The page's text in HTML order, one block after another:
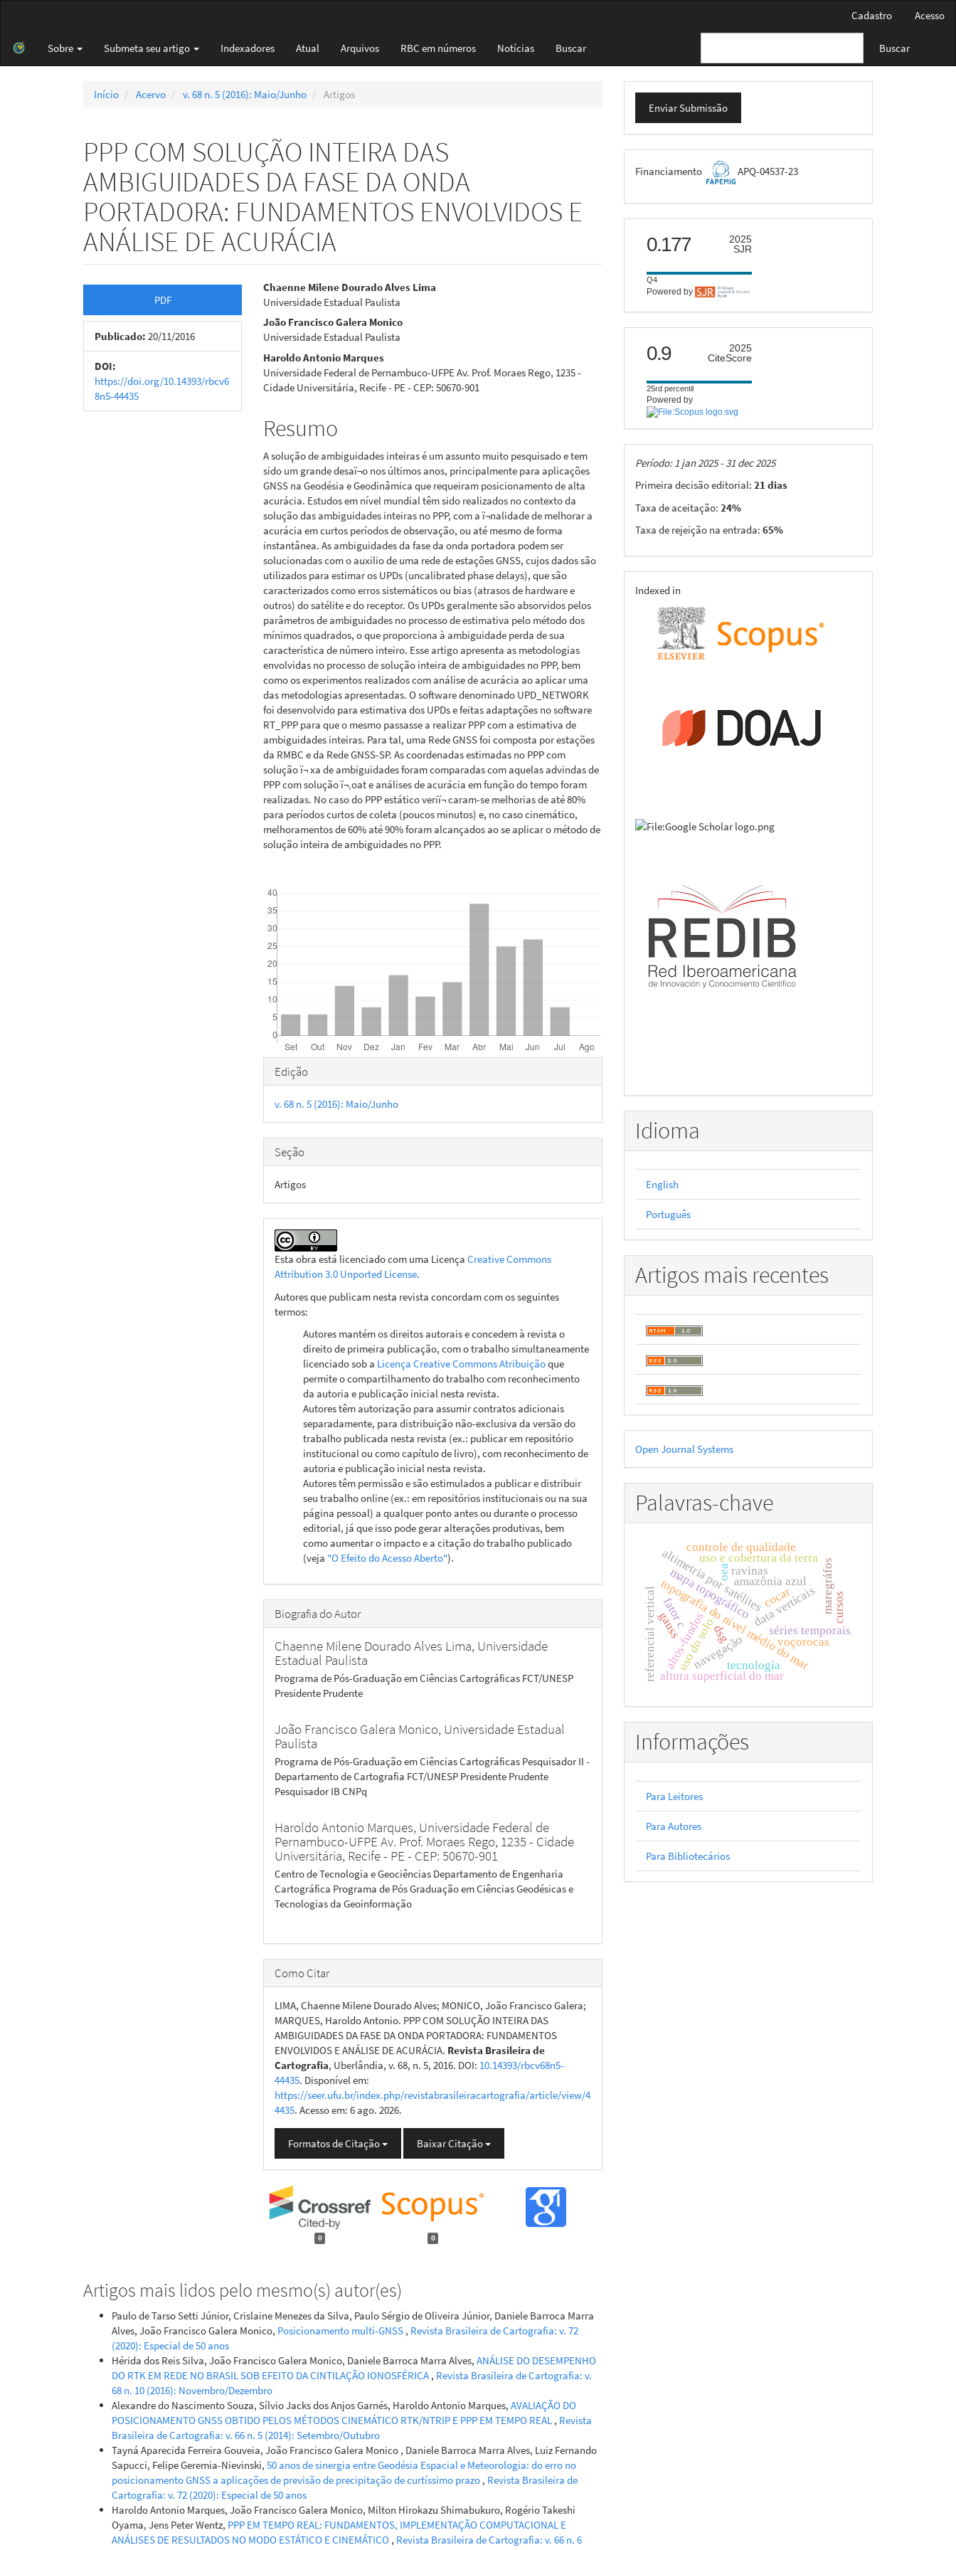
principal
Barra
Cadastro Acesso
Sobre Submeta seu artigo Indexadores Atual Arquivos RBC em números Notícias Buscar Buscar
Início Acervo v. 68 n. 5 (2016): Maio/Junho Artigos
PPP COM SOLUÇÃO INTEIRA DAS
AMBIGUIDADES DA FASE DA ONDA
PORTADORA: FUNDAMENTOS ENVOLVIDOS E
ANÁLISE DE ACURÁCIA
Barra
lateral
de
artigos
PDF
Publicado: 20/11/2016
DOI:
https://doi.org/10.14393/rbcv6
8n5-44435
Conteúdo
do
artigo
principal
Chaenne Milene Dourado Alves Lima
Universidade Estadual Paulista
João Francisco Galera Monico
Universidade Estadual Paulista
Haroldo Antonio Marques
Universidade Federal de Pernambuco-UFPE Av. Prof. Moraes Rego, 1235 -
Cidade Universitária, Recife - PE - CEP: 50670-901
Resumo
A solução de ambiguidades inteiras é um assunto muito pesquisado e tem
sido um grande desaï¬o nos últimos anos, principalmente para aplicações
GNSS na Geodésia e Geodinâmica que requeiram posicionamento de alta
acurácia. Estudos em nível mundial têm sido realizados no contexto da
solução das ambiguidades inteiras no PPP, com a ï¬nalidade de melhorar a
acurácia em curtos períodos de observação, ou até mesmo de forma
instantânea. As ambiguidades da fase da onda portadora podem ser
solucionadas com o auxilio de uma rede de estações GNSS, cujos dados são
utilizados para estimar os UPDs (uncalibrated phase delays), que são
caracterizados como erros sistemáticos ou bias (atrasos de hardware e
outros) do satélite e do receptor. Os UPDs geralmente são absorvidos pelos
parâmetros de ambiguidades no processo de estimativa pelo método dos
mínimos quadrados, o que proporciona à ambiguidade perda de sua
característica de número inteiro. Esse artigo apresenta as metodologias
envolvidas no processo de solução inteira de ambiguidades no PPP, bem
como os experimentos realizados com análise de acurácia ao aplicar uma
das metodologias apresentadas. O software denominado UPD_NETWORK
foi desenvolvido para estimativa dos UPDs e feitas adaptações no software
RT_PPP para que o mesmo passasse a realizar PPP com a estimativa de
ambiguidades inteiras. Para tal, uma Rede GNSS foi composta por estações
da RMBC e da Rede GNSS-SP. As coordenadas estimadas no PPP com
solução ï¬ xa de ambiguidades foram comparadas com aquelas advindas de
PPP com solução ï¬‚oat e análises de acurácia em função do tempo foram
realizadas. No caso do PPP estático veriï¬ caram-se melhorias de até 80%
para períodos curtos de coleta (poucos minutos) e, no caso cinemático,
melhoramentos de 60% até 90% foram alcançados ao se aplicar o método de
solução inteira de ambiguidades no PPP.
Detalhes
do
artigo
Edição
v. 68 n. 5 (2016): Maio/Junho
Seção
Artigos
Esta obra está licenciado com uma LicençaCreative Commons
Attribution 3.0 Unported License.
Autores que publicam nesta revista concordam com os seguintes
termos:
Autores mantém os direitos autorais e concedem à revista o
direito de primeira publicação, com o trabalho simultaneamente
licenciado sob a Licença Creative Commons Atribuiçãoque
permite o compartilhamento do trabalho com reconhecimento
da autoria e publicação inicial nesta revista.
Autores têm autorização para assumir contratos adicionais
separadamente, para distribuição não-exclusiva da versão do
trabalho publicada nesta revista (ex.: publicar em repositório
institucional ou como capítulo de livro), com reconhecimento de
autoria e publicação inicial nesta revista.
Autores têm permissão e são estimulados a publicar e distribuir
seu trabalho online (ex.: em repositórios institucionais ou na sua
página pessoal) a qualquer ponto antes ou durante o processo
editorial, já que isso pode gerar alterações produtivas, bem
como aumentar o impacto e a citação do trabalho publicado
(veja "O Efeito do Acesso Aberto").
Biografia do Autor
Chaenne Milene Dourado Alves Lima, Universidade
Estadual Paulista
Programa de Pós-Graduação em Ciências Cartográficas FCT/UNESP
Presidente Prudente
João Francisco Galera Monico, Universidade Estadual
Paulista
Programa de Pós-Graduação em Ciências Cartográficas Pesquisador II -
Departamento de Cartografia FCT/UNESP Presidente Prudente
Pesquisador IB CNPq
Haroldo Antonio Marques, Universidade Federal de
Pernambuco-UFPE Av. Prof. Moraes Rego, 1235 - Cidade
Universitária, Recife - PE - CEP: 50670-901
Centro de Tecnologia e Geociências Departamento de Engenharia
Cartográfica Programa de Pós Graduação em Ciências Geodésicas e
Tecnologias da Geoinformação
Como Citar
LIMA, Chaenne Milene Dourado Alves; MONICO, João Francisco Galera;
MARQUES, Haroldo Antonio. PPP COM SOLUÇÃO INTEIRA DAS
AMBIGUIDADES DA FASE DA ONDA PORTADORA: FUNDAMENTOS
ENVOLVIDOS E ANÁLISE DE ACURÁCIA. Revista Brasileira de
Cartografia, Uberlândia, v. 68, n. 5, 2016. DOI: 10.14393/rbcv68n5-
44435. Disponível em:
https://seer.ufu.br/index.php/revistabrasileiracartografia/article/view/4
4435. Acesso em: 6 ago. 2026.
Formatos de Citação Baixar Citação
0 0
Artigos mais lidos pelo mesmo(s) autor(es)
Paulo de Tarso Setti Júnior, Crislaine Menezes da Silva, Paulo Sérgio de Oliveira Júnior, Daniele Barroca Marra
Alves, João Francisco Galera Monico, Posicionamento multi-GNSS , Revista Brasileira de Cartografia: v. 72
(2020): Especial de 50 anos
Hérida dos Reis Silva, João Francisco Galera Monico, Daniele Barroca Marra Alves, ANÁLISE DO DESEMPENHO
DO RTK EM REDE NO BRASIL SOB EFEITO DA CINTILAÇÃO IONOSFÉRICA , Revista Brasileira de Cartografia: v.
68 n. 10 (2016): Novembro/Dezembro
Alexandre do Nascimento Souza, Sílvio Jacks dos Anjos Garnés, Haroldo Antonio Marques, AVALIAÇÃO DO
POSICIONAMENTO GNSS OBTIDO PELOS MÉTODOS CINEMÁTICO RTK/NTRIP E PPP EM TEMPO REAL , Revista
Brasileira de Cartografia: v. 66 n. 5 (2014): Setembro/Outubro
Tayná Aparecida Ferreira Gouveia, João Francisco Galera Monico , Daniele Barroca Marra Alves, Luiz Fernando
Sapucci, Felipe Geremia-Nievinski, 50 anos de sinergia entre Geodésia Espacial e Meteorologia: do erro no
posicionamento GNSS a aplicações de previsão de precipitação de curtíssimo prazo , Revista Brasileira de
Cartografia: v. 72 (2020): Especial de 50 anos
Haroldo Antonio Marques, João Francisco Galera Monico, Milton Hirokazu Shimabukuro, Rogério Takeshi
Oyama, Jens Peter Wentz, PPP EM TEMPO REAL: FUNDAMENTOS, IMPLEMENTAÇÃO COMPUTACIONAL E
ANÁLISES DE RESULTADOS NO MODO ESTÁTICO E CINEMÁTICO , Revista Brasileira de Cartografia: v. 66 n. 6
Enviar
Submissão
Enviar Submissão
FAPEMIG
Financiamento APQ-04537-23
scimago
0.177
2025
SJR
Q4
Powered by
citescore
0.9
2025
CiteScore
25rd percentil
Powered by
Taxas
Período: 1 jan 2025 - 31 dec 2025
Primeira decisão editorial: 21 dias
Taxa de aceitação: 24%
Taxa de rejeição na entrada: 65%
indexing
Indexed in
Idioma
English
Português
Artigos mais recentes
Desenvolvido
por
Open Journal Systems
Palavras-chave
data verticais
topografia do nível médio do mar
amazônia azul
voçorocas
ravinas
uso do solo
altimetria por satélites
altura superficial do mar
mapa topográfico
uso e cobertura da terra
controle de qualidade
referencial vertical séries temporais
maregráfos
altos-fundosnavegação
cocar
dsg
fator c
gauss
tecnologia
oea
cursos
Informações
Para Leitores
Para Autores
Para Bibliotecários